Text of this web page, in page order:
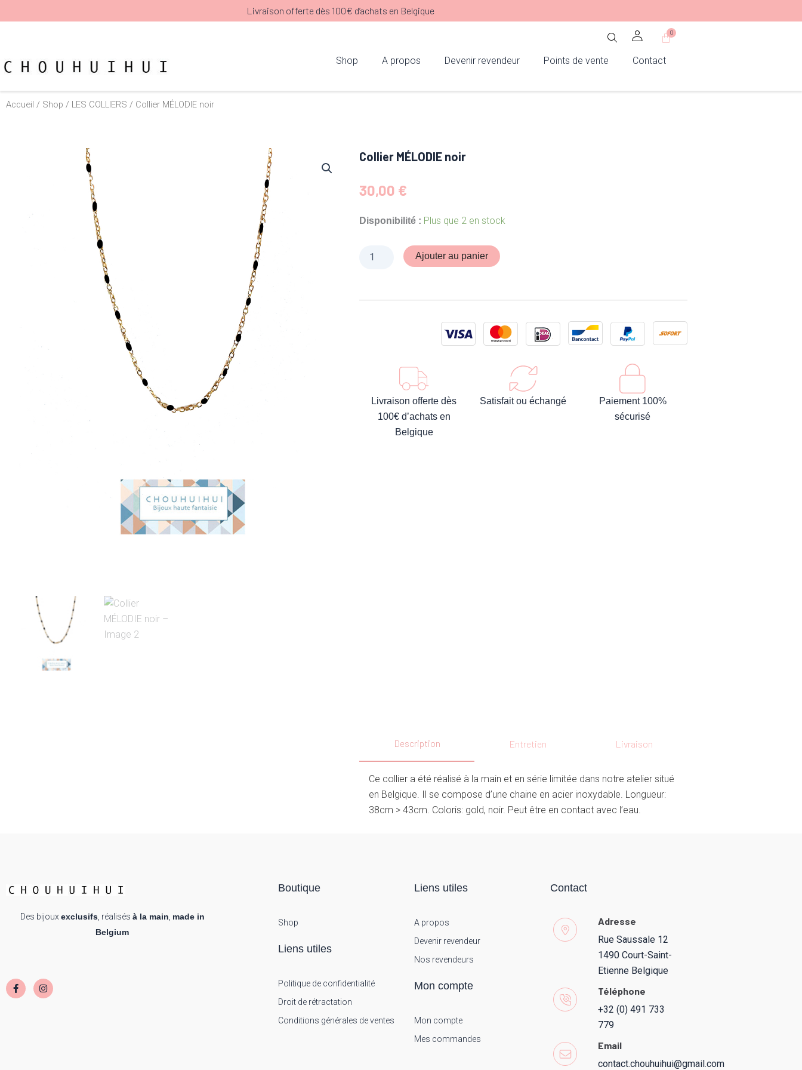
au
Livraison offerte dès 100€ d’achats en Belgique
0
Panier
Shop A propos Devenir revendeur Points de vente Contact
Accueil / Shop / LES COLLIERS / Collier MÉLODIE noir
Collier MÉLODIE noir
30,00 €
Disponibilité : Plus que 2 en stock
quantité
MÉLODIE
Ajouter au panier
Livraison offerte dès
100€ d’achats en
Belgique
Satisfait ou échangé
Paiement 100%
sécurisé
Description Entretien Livraison
Ce collier a été réalisé à la main et en série limitée dans notre atelier situé
en Belgique. Il se compose d’une chaine en acier inoxydable. Longueur:
38cm > 43cm. Coloris: gold, noir. Peut être en contact avec l’eau.
Des bijouxexclusifs, réalisés à la main, made in
Belgium
a
c
e
n
s
t
Boutique
Shop
Liens utiles
Politique de confidentialité
Droit de rétractation
Conditions générales de ventes
Liens utiles
A propos
Devenir revendeur
Nos revendeurs
Mon compte
Mon compte
Mes commandes
Contact
Adresse
Rue Saussale 12
1490 Court-Saint-
Etienne Belgique
Téléphone
+32 (0) 491 733
779
Email
contact.chouhuihui@gmail.com